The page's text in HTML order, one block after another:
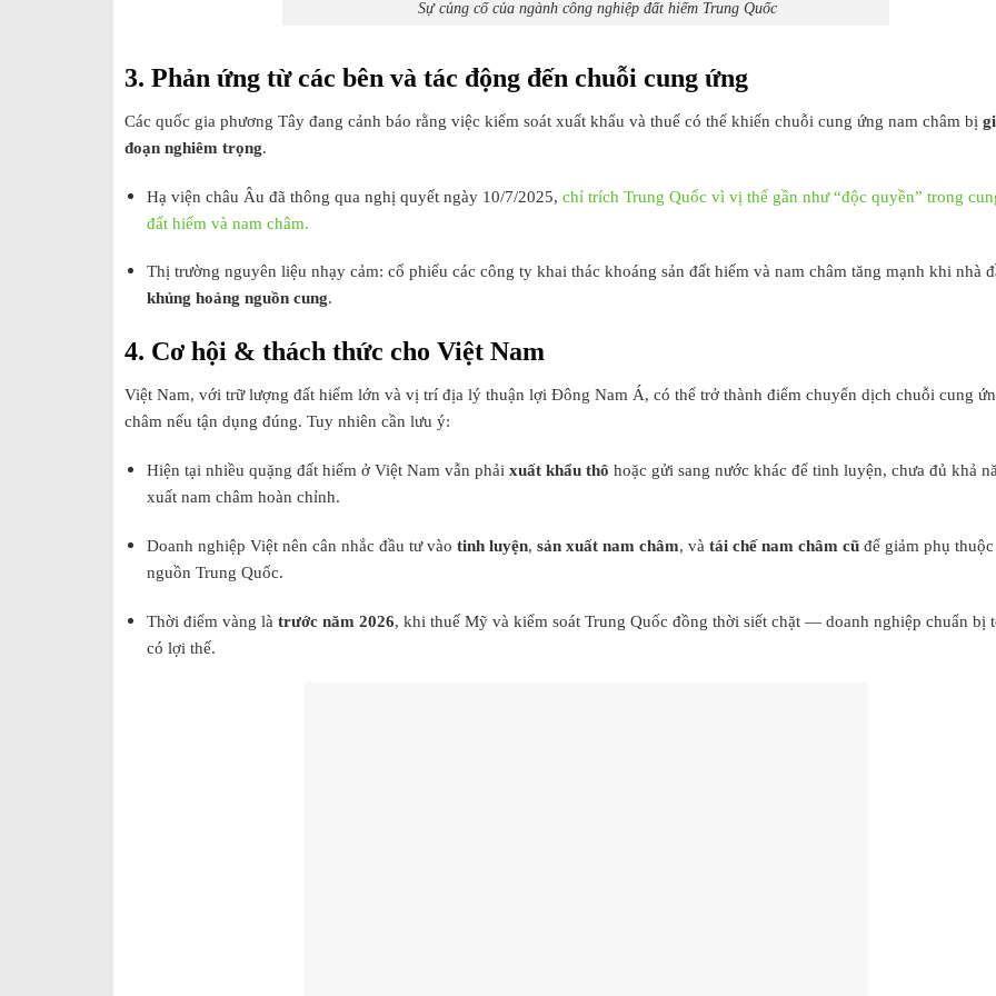
Sự củng cố của ngành công nghiệp đất hiếm Trung Quốc
3. Phản ứng từ các bên và tác động đến chuỗi cung ứng
Các quốc gia phương Tây đang cảnh báo rằng việc kiểm soát xuất khẩu và thuế có thể khiến chuỗi cung ứng nam châm bị
đoạn nghiêm trọng.
Hạ viện châu Âu đã thông qua nghị quyết ngày 10/7/2025, chỉ trích Trung Quốc vì vị thế gần như “độc quyền” trong
đất hiếm và nam châm.
Thị trường nguyên liệu nhạy cảm: cổ phiếu các công ty khai thác khoáng sản đất hiếm và nam châm tăng mạnh khi nhà
khủng hoảng nguồn cung.
4. Cơ hội & thách thức cho Việt Nam
Việt Nam, với trữ lượng đất hiếm lớn và vị trí địa lý thuận lợi Đông Nam Á, có thể trở thành điểm chuyển dịch chuỗi cung
châm nếu tận dụng đúng. Tuy nhiên cần lưu ý:
Hiện tại nhiều quặng đất hiếm ở Việt Nam vẫn phải xuất khẩu thô hoặc gửi sang nước khác để tinh luyện, chưa đủ khả
xuất nam châm hoàn chỉnh.
Doanh nghiệp Việt nên cân nhắc đầu tư vào tinh luyện, sản xuất nam châm, và tái chế nam châm cũđể giảm phụ thuộc
nguồn Trung Quốc.
Thời điểm vàng là trước năm 2026, khi thuế Mỹ và kiểm soát Trung Quốc đồng thời siết chặt — doanh nghiệp chuẩn bị
có lợi thế.